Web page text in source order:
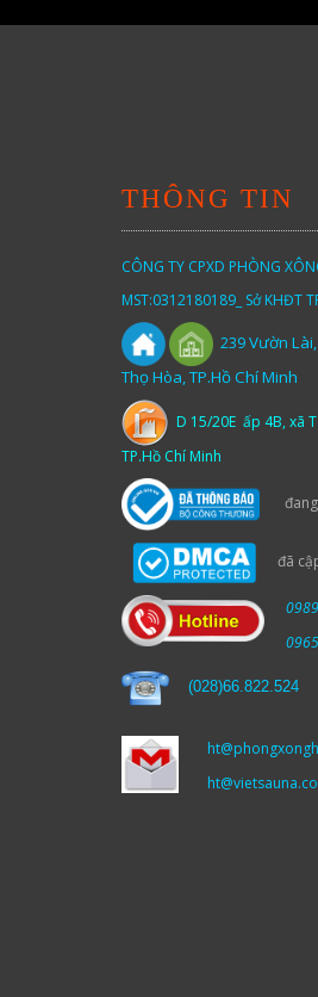
THÔNG TIN
CÔNG TY CPXD PHÒNG
MST:0312180189_ Sở KHĐT
239Vườn Lài,
Thọ Hòa, TP.Hồ Chí Minh
D 15/20E ấp 4B, xã
TP.Hồ Chí Minh
đã
(028)66.822.524